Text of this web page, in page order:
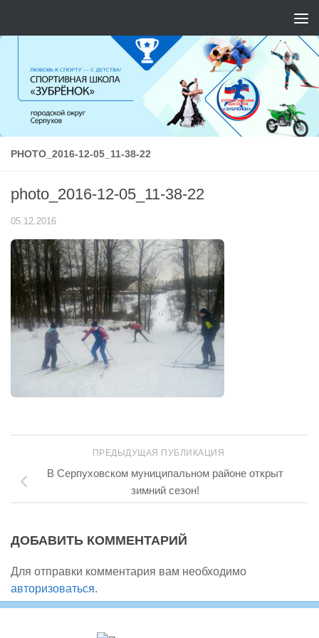
PHOTO_2016-12-05_11-38-22
photo_2016-12-05_11-38-22
05.12.2016
ПРЕДЫДУЩАЯ ПУБЛИКАЦИЯ
В Серпуховском муниципальном районе открыт
зимний сезон!
ДОБАВИТЬ КОММЕНТАРИЙ
Для отправки комментария вам необходимо
авторизоваться.